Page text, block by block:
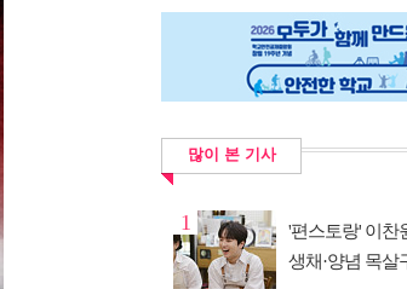
많이 본 기사
1
'편스토랑' 이찬
생채·양념 목살